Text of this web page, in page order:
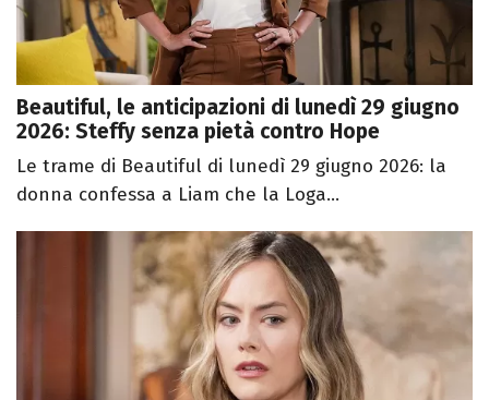
Beautiful, le anticipazioni di lunedì 29 giugno
2026: Steffy senza pietà contro Hope
Le trame di Beautiful di lunedì 29 giugno 2026: la
donna confessa a Liam che la Loga...